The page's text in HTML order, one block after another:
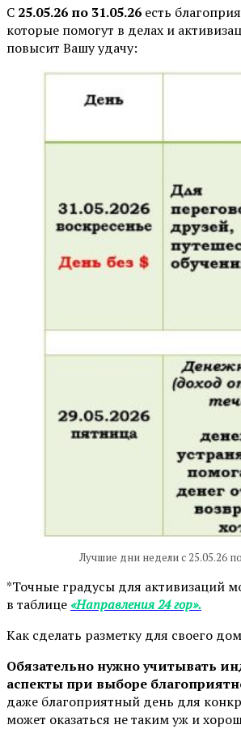
С 25.05.26 по 31.05.26 есть
которые помогут в делах и
повысит Вашу удачу:
Лучшие дни недели с 25.05.26
*Точные градусы для активизаций
в таблице«Направления 24 гор».
Как сделать разметку для своего
Обязательно нужно учитывать
аспекты при выборе
даже благоприятный день для
может оказаться не таким уж и